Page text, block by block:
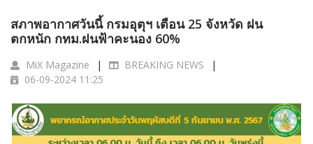
สภาพอากาศวันนี้ กรมอุตุฯ เตือน 25 จังหวัด ฝน
ตกหนัก กทม.ฝนฟ้าคะนอง 60%
MiX Magazine
BREAKING NEWS
06-09-2024 11:25